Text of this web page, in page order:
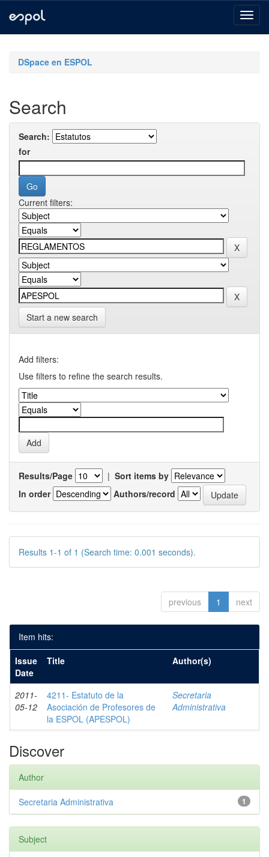
navigationDSpace en ESPOL
Search
Search:
for
Current filters:
Start a new search
Add filters:
Use filters to refine the search results.
Results/Page | Sort items by
In order
Authors/record
Results 1-1 of 1 (Search time: 0.001 seconds).
previous 1 next
Item hits:
Issue
Date
Title Author(s)
2011-
05-12
4211- Estatuto de la
Asociación de Profesores de
la ESPOL (APESPOL)
Secretaria
Administrativa
Discover
Author
1
Secretaria Administrativa
Subject